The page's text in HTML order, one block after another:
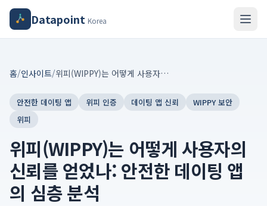
Datapoint Korea
홈/인사이트/ 위피(WIPPY)는 어떻게 사용자의 신뢰를 얻었나: 안전한 데이팅 앱의 심층 분석
안전한 데이팅 앱 위피 인증 데이팅 앱 신뢰
WIPPY 보안
위피
위피(WIPPY)는 어떻게 사용자의
신뢰를 얻었나: 안전한 데이팅 앱
의 심층 분석